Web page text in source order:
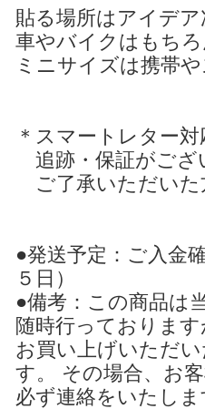
貼る場所はアイデア
車やバイクはもち
ミニサイズは携帯
＊スマートレター対
追跡・保証がござ
ご了承いただいた
●発送予定：ご入金
５日）
●備考：この商品は
随時行っておりま
お買い上げいただ
す。 その場合、お
必ず連絡をいたし